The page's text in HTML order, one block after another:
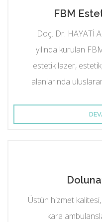
FBM
Doç. Dr. HAYATİ
yılında kurulan
estetik lazer,
alanlarında
Üstün hizmet
kara